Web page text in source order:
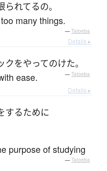
られてるの。
many things.
— Tatoeba
Details ▸
クをやってのけた。
ease. — Tatoeba
Details ▸
するために
purpose of studying
— Tatoeba